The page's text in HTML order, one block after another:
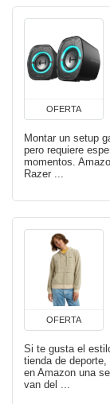
OFERTA
Montar un setup
pero requiere
momentos.
Razer ...
OFERTA
Si te gusta el
tienda de
en Amazon una
van del ...